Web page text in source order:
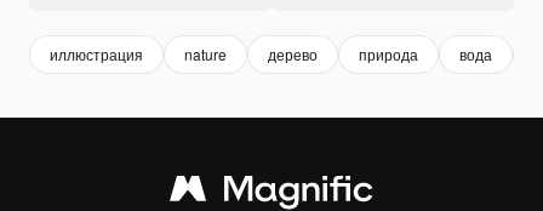
иллюстрация nature дерево природа вода